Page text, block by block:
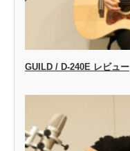
GUILD / D-240E レビュー